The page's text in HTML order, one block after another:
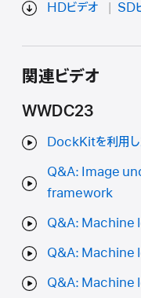
HDビデオ
SD
関連ビデオ
WWDC23
DockKitを利用し
Q&A: Image
framework
Q&A: Machine
Q&A: Machine
Q&A: Machine